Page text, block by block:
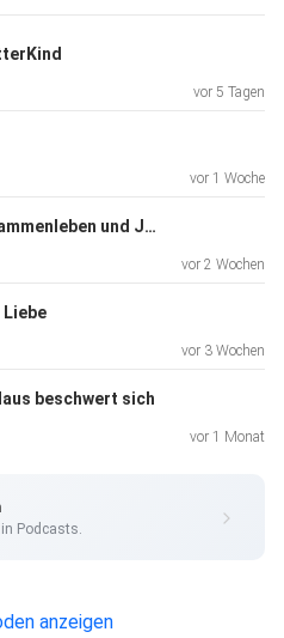
vor 5 Tagen
vor 1 Woche
MAX - #03 Vom Zusammenleben und Jonglieren
vor 2 Wochen
Liebe
vor 3 Wochen
beschwert sich
vor 1 Monat
Podcasts.
anzeigen